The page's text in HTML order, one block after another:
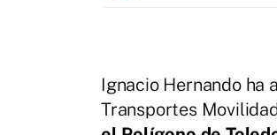
Ignacio Hernando ha
Transportes